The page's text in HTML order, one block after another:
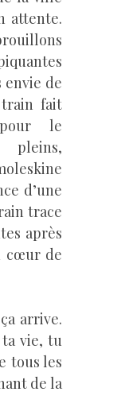
attente.
envie de
fait
le
pleins,
d’une
trace
après
cœur de
arrive.
ta vie, tu
tous les
de la